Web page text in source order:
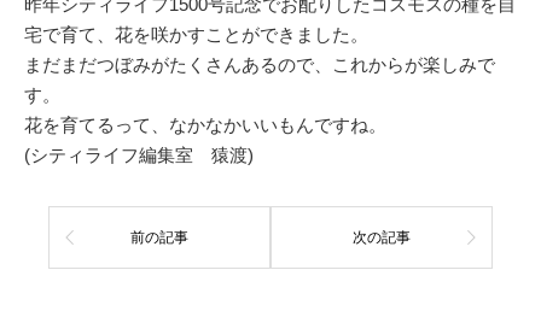
昨年シティライフ1500号記念でお配りしたコスモスの種を自
宅で育て、花を咲かすことができました。
まだまだつぼみがたくさんあるので、これからが楽しみで
す。
花を育てるって、なかなかいいもんですね。
(シティライフ編集室 猿渡)
前の記事 次の記事